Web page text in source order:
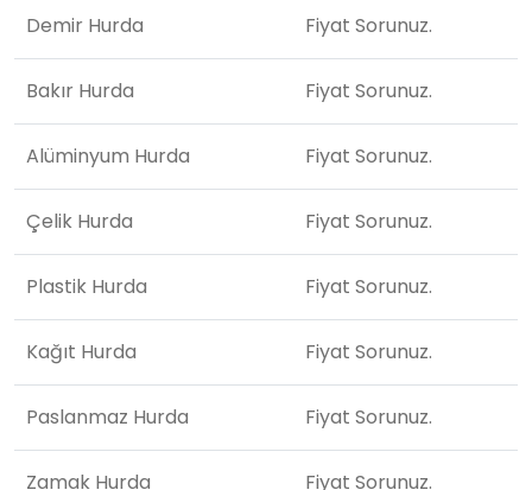
Demir Hurda
Fiyat Sorunuz.
Bakır Hurda Fiyat Sorunuz.
Alüminyum Hurda Fiyat Sorunuz.
Çelik Hurda Fiyat Sorunuz.
Plastik Hurda Fiyat Sorunuz.
Kağıt Hurda Fiyat Sorunuz.
Paslanmaz Hurda Fiyat Sorunuz.
Zamak Hurda Fiyat Sorunuz.